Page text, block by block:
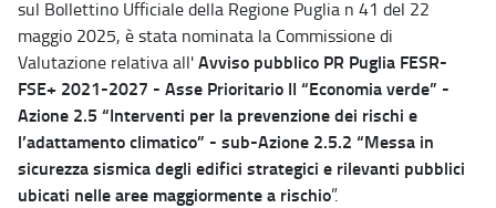
sul Bollettino Ufficiale della Regione Puglia n 41 del 22
maggio 2025, è stata nominata la Commissione di
Valutazione relativa all'Avviso pubblico PR Puglia FESR-
FSE+ 2021-2027 - Asse Prioritario II “Economia verde” -
Azione 2.5 “Interventi per la prevenzione dei rischi e
l’adattamento climatico” - sub-Azione 2.5.2 “Messa in
sicurezza sismica degli edifici strategici e rilevanti pubblici
ubicati nelle aree maggiormente a rischio”.